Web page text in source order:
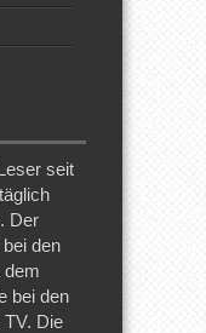
seit
täglich
Der
den
dem
bei den
Die